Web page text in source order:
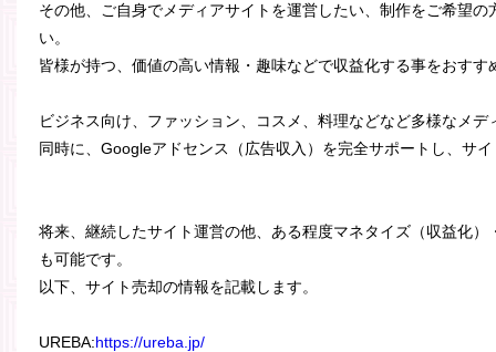
その他、ご自身でメディアサイトを運営したい、制作をご希望
い。
皆様が持つ、価値の高い情報・趣味などで収益化する事をおすす
ビジネス向け、ファッション、コスメ、料理などなど多様なメ
同時に、Googleアドセンス（広告収入）を完全サポートし、サ
将来、継続したサイト運営の他、ある程度マネタイズ（収益化
も可能です。
以下、サイト売却の情報を記載します。
UREBA:https://ureba.jp/